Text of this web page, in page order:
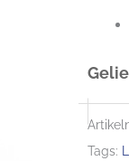
Tags: